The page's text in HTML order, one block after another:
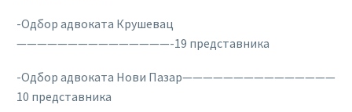
-Одбор адвоката Крушевац
———————————————-19 представника
-Одбор адвоката Нови Пазар———————————————
10 представника